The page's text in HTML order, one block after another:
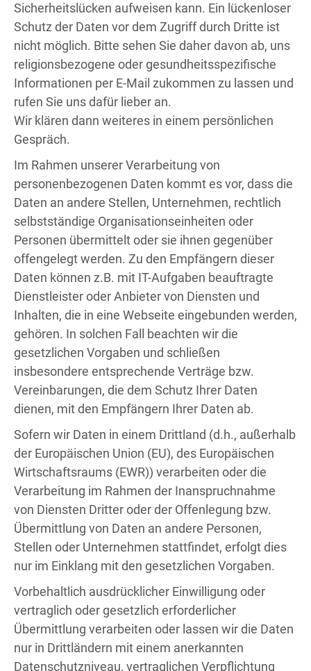
Sicherheitslücken aufweisen kann. Ein lückenloser
Schutz der Daten vor dem Zugriff durch Dritte ist
nicht möglich. Bitte sehen Sie daher davon ab, uns
religionsbezogene oder gesundheitsspezifische
Informationen per E-Mail zukommen zu lassen und
rufen Sie uns dafür lieber an.
Wir klären dann weiteres in einem persönlichen
Gespräch.
Im Rahmen unserer Verarbeitung von
personenbezogenen Daten kommt es vor, dass die
Daten an andere Stellen, Unternehmen, rechtlich
selbstständige Organisationseinheiten oder
Personen übermittelt oder sie ihnen gegenüber
offengelegt werden. Zu den Empfängern dieser
Daten können z.B. mit IT-Aufgaben beauftragte
Dienstleister oder Anbieter von Diensten und
Inhalten, die in eine Webseite eingebunden werden,
gehören. In solchen Fall beachten wir die
gesetzlichen Vorgaben und schließen
insbesondere entsprechende Verträge bzw.
Vereinbarungen, die dem Schutz Ihrer Daten
dienen, mit den Empfängern Ihrer Daten ab.
Sofern wir Daten in einem Drittland (d.h., außerhalb
der Europäischen Union (EU), des Europäischen
Wirtschaftsraums (EWR)) verarbeiten oder die
Verarbeitung im Rahmen der Inanspruchnahme
von Diensten Dritter oder der Offenlegung bzw.
Übermittlung von Daten an andere Personen,
Stellen oder Unternehmen stattfindet, erfolgt dies
nur im Einklang mit den gesetzlichen Vorgaben.
Vorbehaltlich ausdrücklicher Einwilligung oder
vertraglich oder gesetzlich erforderlicher
Übermittlung verarbeiten oder lassen wir die Daten
nur in Drittländern mit einem anerkannten
Datenschutzniveau, vertraglichen Verpflichtung